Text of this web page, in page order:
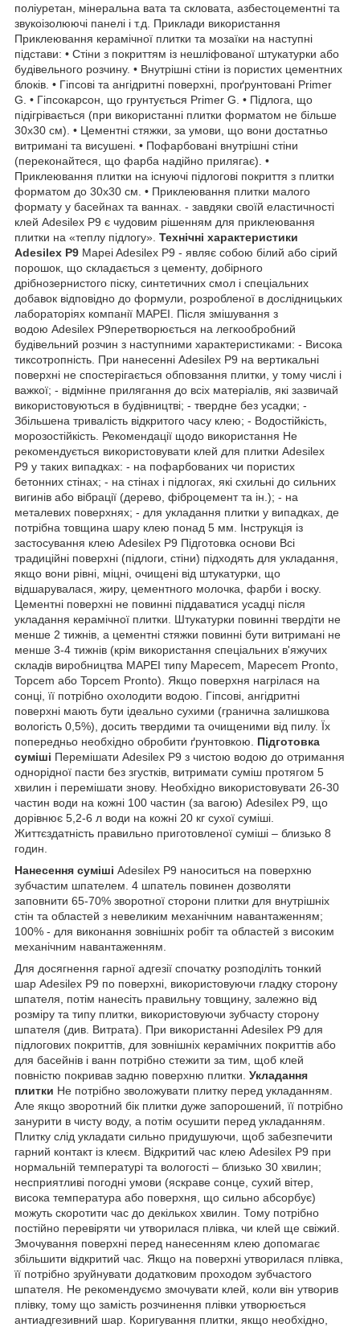
поліуретан, мінеральна вата та скловата, азбестоцементні та
звукоізолюючі панелі і т.д.
Приклади використання
Приклеювання керамічної плитки та мозаїки на наступні
підстави: • Стіни з покриттям із нешліфованої штукатурки або
будівельного розчину. • Внутрішні стіни із пористих цементних
блоків. • Гіпсові та ангідритні поверхні, проґрунтовані Primer
G. • Гіпсокарсон, що грунтується Primer G. • Підлога, що
підігрівається (при використанні плитки форматом не більше
30х30 см). • Цементні стяжки, за умови, що вони достатньо
витримані та висушені. • Пофарбовані внутрішні стіни
(переконайтеся, що фарба надійно прилягає). •
Приклеювання плитки на існуючі підлогові покриття з плитки
форматом до 30х30 см. • Приклеювання плитки малого
формату у басейнах та ваннах. - завдяки своїй еластичності
клей Adesilex P9 є чудовим рішенням для приклеювання
плитки на «теплу підлогу». Технічні характеристики
Adesilex P9 Mapei Adesilex P9 - являє собою білий або сірий
порошок, що складається з цементу, добірного
дрібнозернистого піску, синтетичних смол і спеціальних
добавок відповідно до формули, розробленої в дослідницьких
лабораторіях компанії MAPEI. Після змішування з
водою Adesilex P9перетворюється на легкообробний
будівельний розчин з наступними характеристиками: - Висока
тиксотропність. При нанесенні Adesilex P9 на вертикальні
поверхні не спостерігається обповзання плитки, у тому числі і
важкої; - відмінне прилягання до всіх матеріалів, які зазвичай
використовуються в будівництві; - твердне без усадки; -
Збільшена тривалість відкритого часу клею; - Водостійкість,
морозостійкість. Рекомендації щодо використання Не
рекомендується використовувати клей для плитки Adesilex
P9 у таких випадках: - на пофарбованих чи пористих
бетонних стінах; - на стінах і підлогах, які схильні до сильних
вигинів або вібрації (дерево, фіброцемент та ін.); - на
металевих поверхнях; - для укладання плитки у випадках, де
потрібна товщина шару клею понад 5 мм.
Інструкція із
застосування клею Adesilex P9 Підготовка основи Всі
традиційні поверхні (підлоги, стіни) підходять для укладання,
якщо вони рівні, міцні, очищені від штукатурки, що
відшарувалася, жиру, цементного молочка, фарби і воску.
Цементні поверхні не повинні піддаватися усадці після
укладання керамічної плитки. Штукатурки повинні твердіти не
менше 2 тижнів, а цементні стяжки повинні бути витримані не
менше 3-4 тижнів (крім використання спеціальних в'яжучих
складів виробництва MAPEI типу Mapecem, Mapecem Pronto,
Topcem або Topcem Pronto). Якщо поверхня нагрілася на
сонці, її потрібно охолодити водою.
Гіпсові, ангідритні
поверхні мають бути ідеально сухими (гранична залишкова
вологість 0,5%), досить твердими та очищеними від пилу. Їх
попередньо необхідно обробити ґрунтовкою.
Підготовка
суміші Перемішати Adesilex P9 з чистою водою до отримання
однорідної пасти без згустків, витримати суміш протягом 5
хвилин і перемішати знову. Необхідно використовувати 26-30
частин води на кожні 100 частин (за вагою) Adesilex P9, що
дорівнює 5,2-6 л води на кожні 20 кг сухої суміші.
Життєздатність правильно приготовленої суміші – близько 8
годин.
Нанесення суміші Adesilex P9 наноситься на поверхню
зубчастим шпателем. 4 шпатель повинен дозволяти
заповнити 65-70% зворотної сторони плитки для внутрішніх
стін та областей з невеликим механічним навантаженням;
100% - для виконання зовнішніх робіт та областей з високим
механічним навантаженням.
Для досягнення гарної адгезії спочатку розподіліть тонкий
шар Adesilex P9 по поверхні, використовуючи гладку сторону
шпателя, потім нанесіть правильну товщину, залежно від
розміру та типу плитки, використовуючи зубчасту сторону
шпателя (див. Витрата).
При використанні Adesilex P9 для
підлогових покриттів, для зовнішніх керамічних покриттів або
для басейнів і ванн потрібно стежити за тим, щоб клей
повністю покривав задню поверхню плитки. Укладання
плитки Не потрібно зволожувати плитку перед укладанням.
Але якщо зворотний бік плитки дуже запорошений, її потрібно
занурити в чисту воду, а потім осушити перед укладанням.
Плитку слід укладати сильно придушуючи, щоб забезпечити
гарний контакт із клеєм. Відкритий час клею Adesilex P9 при
нормальній температурі та вологості – близько 30 хвилин;
несприятливі погодні умови (яскраве сонце, сухий вітер,
висока температура або поверхня, що сильно абсорбує)
можуть скоротити час до декількох хвилин. Тому потрібно
постійно перевіряти чи утворилася плівка, чи клей ще свіжий.
Змочування поверхні перед нанесенням клею допомагає
збільшити відкритий час. Якщо на поверхні утворилася плівка,
її потрібно зруйнувати додатковим проходом зубчастого
шпателя. Не рекомендуємо змочувати клей, коли він утворив
плівку, тому що замість розчинення плівки утворюється
антиадгезивний шар. Коригування плитки, якщо необхідно,